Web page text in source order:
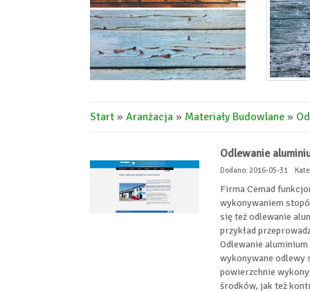
Start » Aranżacja » Materiały Budowlane »
Odlewanie
Dodano: 2016-05-31
Firma Cemad
wykonywaniem
się też odlewanie
przykład
Odlewanie
wykonywane odlewy
powierzchnie
środków, jak też